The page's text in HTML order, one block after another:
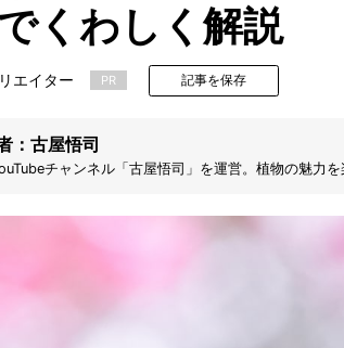
くわしく解説
エイター PR 記事を保存
：古屋悟司
チャンネル「古屋悟司」を運営。植物の魅力